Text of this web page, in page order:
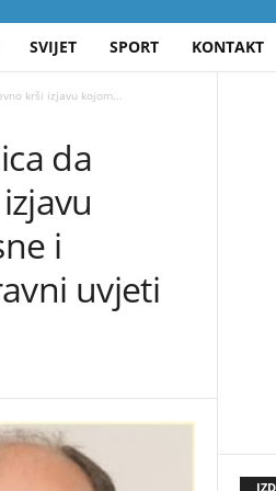
SVIJET SPORT KONTAKT
krši izjavu kojom...
da
i
uvjeti